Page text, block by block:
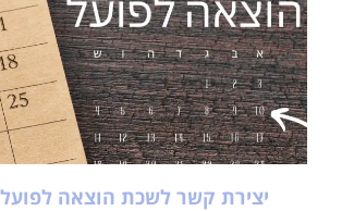
יצירת קשר לשכת הוצאה